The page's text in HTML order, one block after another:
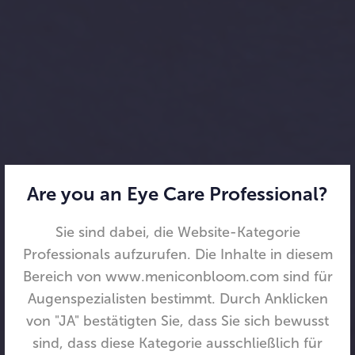
Are you an Eye Care Professional?
Sie sind dabei, die Website-Kategorie
Professionals aufzurufen. Die Inhalte in diesem
Bereich von www.meniconbloom.com sind für
Augenspezialisten bestimmt. Durch Anklicken
von "JA" bestätigten Sie, dass Sie sich bewusst
sind, dass diese Kategorie ausschließlich für